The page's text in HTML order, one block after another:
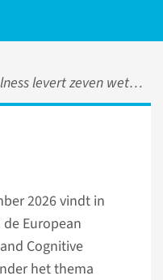
bijdragen aan EABTC-congres 2026
2026 vindt in
European
Cognitive
het thema